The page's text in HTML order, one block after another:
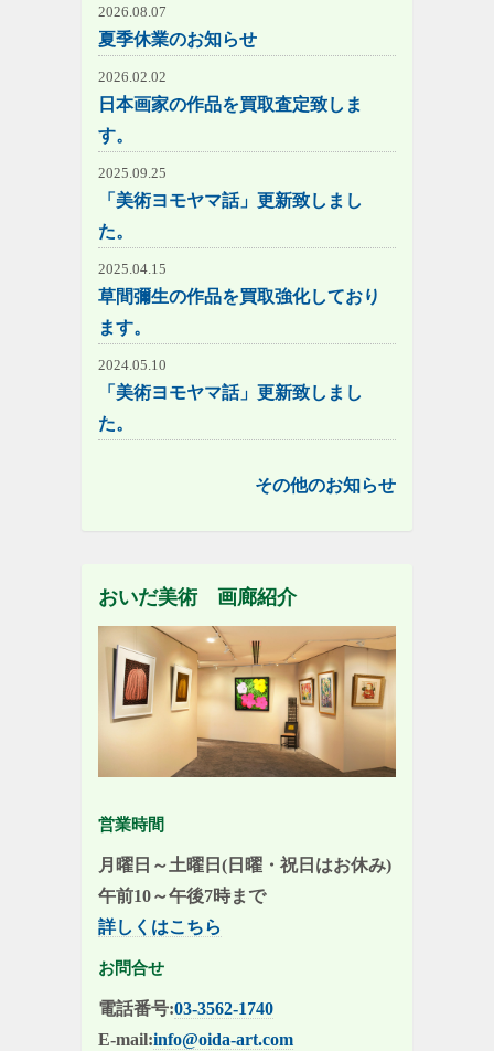
2026.08.07
夏季休業のお知らせ
2026.02.02
日本画家の作品を買取査定致しま
す。
2025.09.25
「美術ヨモヤマ話」更新致しまし
た。
2025.04.15
草間彌生の作品を買取強化しており
ます。
2024.05.10
「美術ヨモヤマ話」更新致しまし
た。
その他のお知らせ
おいだ美術 画廊紹介
営業時間
月曜日～土曜日(日曜・祝日はお休み)
午前10～午後7時まで
詳しくはこちら
お問合せ
電話番号:03-3562-1740
E-mail:info@oida-art.com